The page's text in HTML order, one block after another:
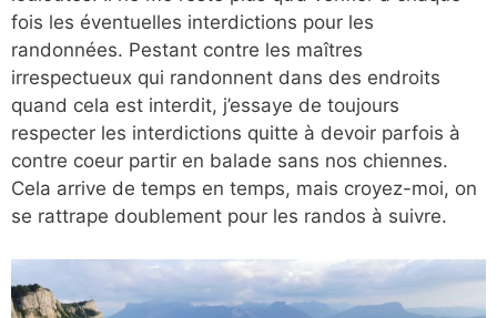
fois les éventuelles interdictions pour les
randonnées. Pestant contre les maîtres
irrespectueux qui randonnent dans des endroits
quand cela est interdit, j’essaye de toujours
respecter les interdictions quitte à devoir parfois à
contre coeur partir en balade sans nos chiennes.
Cela arrive de temps en temps, mais croyez-moi, on
se rattrape doublement pour les randos à suivre.